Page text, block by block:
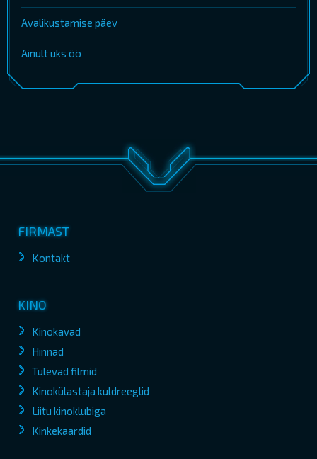
Avalikustamise päev
Ainult üks öö
FIRMAST
Kontakt
KINO
Kinokavad
Hinnad
Tulevad filmid
Kinokülastaja kuldreeglid
Liitu kinoklubiga
Kinkekaardid